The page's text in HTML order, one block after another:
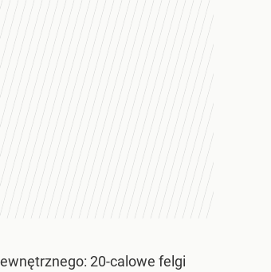
20-calowe felgi